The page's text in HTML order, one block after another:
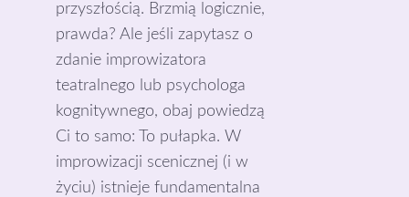
przyszłością. Brzmią logicznie,
prawda? Ale jeśli zapytasz o
zdanie improwizatora
teatralnego lub psychologa
kognitywnego, obaj powiedzą
Ci to samo: To pułapka. W
improwizacji scenicznej (i w
życiu) istnieje fundamentalna